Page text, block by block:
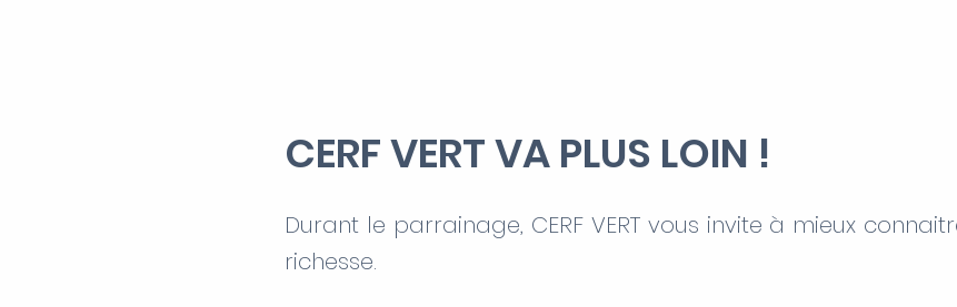
CERF VERT VA PLUS LOIN !
Durant le parrainage, CERF VERT vous invite à mieux
richesse.